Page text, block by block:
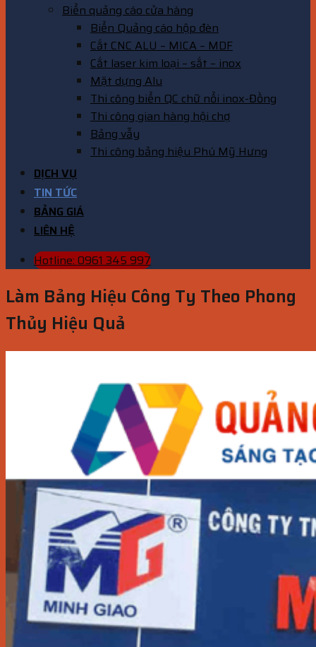
Biển quảng cáo cửa hàng
Biển Quảng cáo hộp đèn
Cắt CNC ALU – MICA – MDF
Cắt laser kim loại – sắt – inox
Mặt dựng Alu
Thi công biển QC chữ nổi inox-Đồng
Thi công gian hàng hội chợ
Bảng vẫy
Thi công bảng hiệu Phú Mỹ Hưng
DỊCH VỤ
TIN TỨC
BẢNG GIÁ
LIÊN HỆ
Hotline: 0961 345 997
Làm Bảng Hiệu Công Ty Theo Phong
Thủy Hiệu Quả